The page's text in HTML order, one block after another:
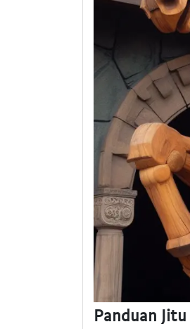
Panduan